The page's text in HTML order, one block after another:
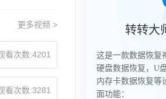
更多视频 >
看次数:4201
看次数:3281
转转大
这是一款数据恢复
硬盘数据恢复，U
内存卡数据恢复等
面功能：